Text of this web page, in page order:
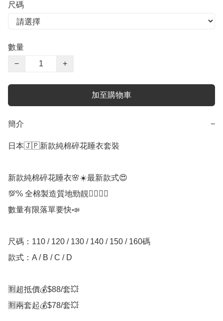
尺碼
數量
−
+
加至購物車
簡介 −
日本🇯🇵新款純棉碎花睡衣套裝
新款純棉碎花睡衣🌸☀️最新款式😍
💯% 全棉製造質地勁靚👍🏼👍🏼
數量有限落單要快📣
尺碼：110 / 120 / 130 / 140 / 150 / 160碼
款式：A / B / C / D
🈹超抵價💰$88/套💥
🈹兩套起💰$78/套💥